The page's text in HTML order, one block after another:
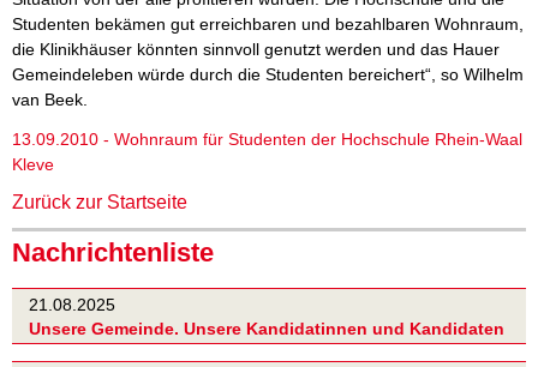
Studenten bekämen gut erreichbaren und bezahlbaren Wohnraum,
die Klinikhäuser könnten sinnvoll genutzt werden und das Hauer
Gemeindeleben würde durch die Studenten bereichert“, so Wilhelm
van Beek.
13.09.2010 - Wohnraum für Studenten der Hochschule Rhein-Waal
Kleve
Zurück zur Startseite
Nachrichtenliste
21.08.2025
Unsere Gemeinde. Unsere Kandidatinnen und Kandidaten